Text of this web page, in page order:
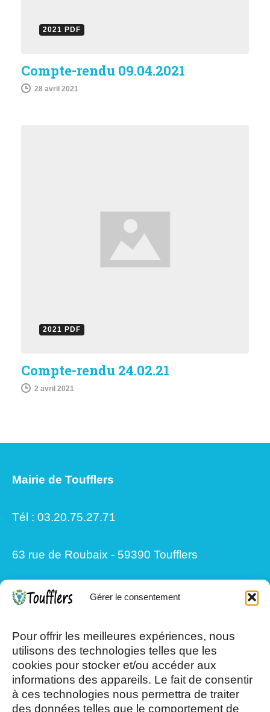
Gérer le consentement
Pour offrir les meilleures expériences, nous
utilisons des technologies telles que les
cookies pour stocker et/ou accéder aux
informations des appareils. Le fait de consentir
à ces technologies nous permettra de traiter
des données telles que le comportement de
2021 PDF
Compte-rendu 09.04.2021
28 avril 2021
2021 PDF
Compte-rendu 24.02.21
2 avril 2021
Mairie de Toufflers
Tél : 03.20.75.27.71
63 rue de Roubaix - 59390 Toufflers
13h30/17h15
Mercredi et Samedi : 8h- 12h